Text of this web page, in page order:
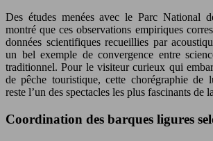
Des études menées avec le Parc National
montré que ces observations empiriques
données scientifiques recueillies par
un bel exemple de convergence entre
traditionnel. Pour le visiteur curieux qui
de pêche touristique, cette chorégraphie de
reste l’un des spectacles les plus fascinants de
Coordination des barques ligures